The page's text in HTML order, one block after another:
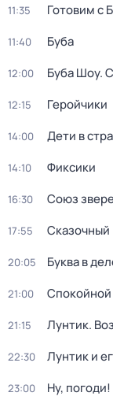
11:35 Готовим с
11:40 Буба
12:00 Буба Шоу.
12:15 Геройчики
14:00 Дети в
14:10 Фиксики
16:30 Союз
17:55 Сказочный
20:05 Буква в
21:00
21:15 Лунтик.
22:30 Лунтик и
23:00 Ну,